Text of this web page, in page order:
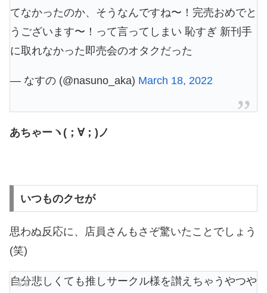
てなかったのか、そうなんですね〜！完売おめでと
うございます〜！って言ってしまい 恥すぎ 新刊手
に取れなかった即売会のオタクだった
— なすの (@nasuno_aka) March 18, 2022
あちゃーヽ(；∀；)ノ
いつものクセが
思わぬ反応に、店員さんもさぞ驚いたことでしょう
(笑)
自分悲しくても推しサークル様を讃えちゃうやつや